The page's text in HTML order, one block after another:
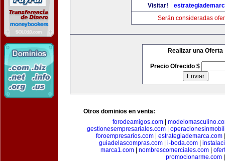
Visitar!
Serán consideradas
Realizar una Oferta
Precio Ofrecido $
Otros dominios en venta:
forodeamigos.com
gestionesempresariales.com
foroempresarios.com| estrategiademarca.com
guiadelascompras.com
i-boda.com
marca1.com| nombrescomerciales.com|
promocionarme.com